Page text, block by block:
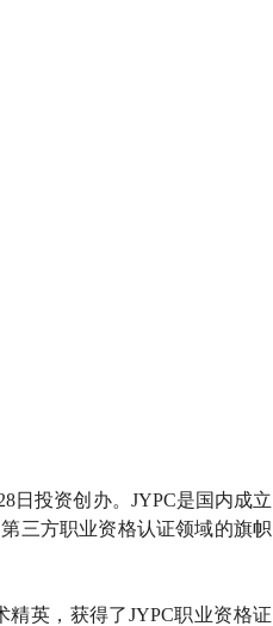
日投资创办。JYPC是国内成立
三方职业资格认证领域的旗帜
英，获得了JYPC职业资格证